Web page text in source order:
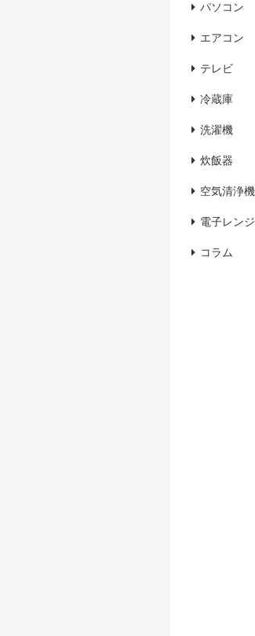
パソコン
エアコン
テレビ
冷蔵庫
洗濯機
炊飯器
空気清浄機
電子レンジ
コラム